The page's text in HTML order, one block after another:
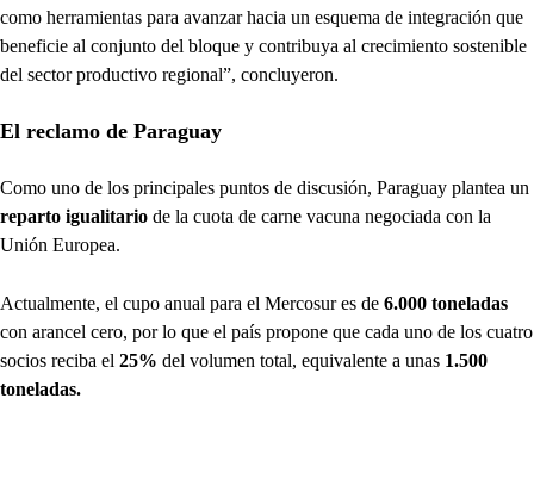
como herramientas para avanzar hacia un esquema de integración que
beneficie al conjunto del bloque y contribuya al crecimiento sostenible
del sector productivo regional”, concluyeron.
El reclamo de Paraguay
Como uno de los principales puntos de discusión, Paraguay plantea un
reparto igualitario de la cuota de carne vacuna negociada con la
Unión Europea.
Actualmente, el cupo anual para el Mercosur es de 6.000 toneladas
con arancel cero, por lo que el país propone que cada uno de los cuatro
socios reciba el 25% del volumen total, equivalente a unas 1.500
toneladas.